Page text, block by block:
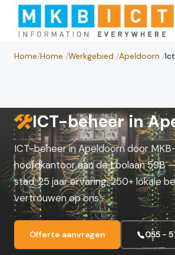
Home/Home /Werkgebied /Apeldoorn /
ICT-beheer in
ICT-beheer in Apeldoorn door
hoofdkantoor aan de Loolaan 59B
stad. 25 jaar ervaring, 250+ lokale
vertrouwen op ons.
Offerte aanvragen 055 -